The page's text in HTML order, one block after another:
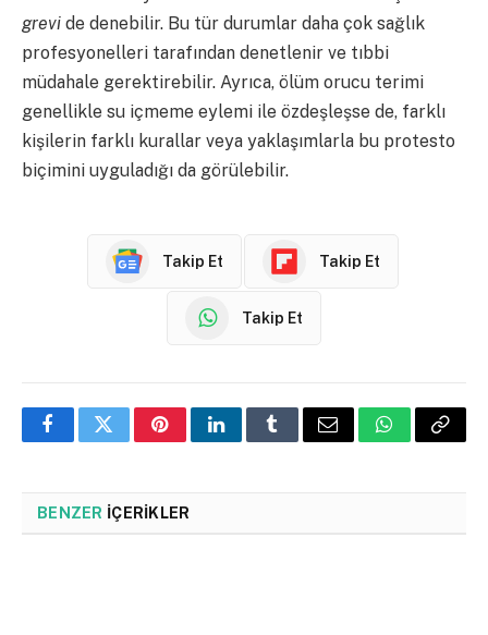
grevi de denebilir. Bu tür durumlar daha çok sağlık
profesyonelleri tarafından denetlenir ve tıbbi
müdahale gerektirebilir. Ayrıca, ölüm orucu terimi
genellikle su içmeme eylemi ile özdeşleşse de, farklı
kişilerin farklı kurallar veya yaklaşımlarla bu protesto
biçimini uyguladığı da görülebilir.
Takip Et Takip Et
Takip Et
FacebookTwitterPinterestLinkedInTumblrEmail WhatsApp
Copy
BENZER İÇERIKLER